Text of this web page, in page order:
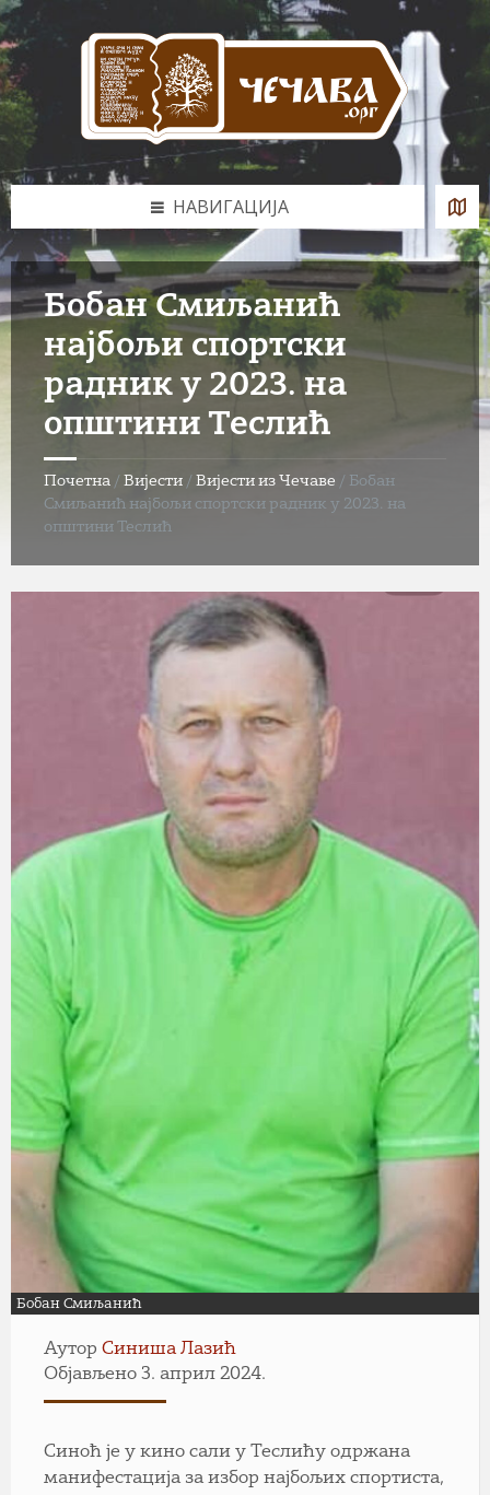
Skip
to
content
Skip
to
left
sidebar
Skip
to
footer
НАВИГАЦИЈА
Бобан Смиљанић
најбољи спортски
радник у 2023. на
општини Теслић
Почетна / Вијести / Вијести из Чечаве / Бобан
Смиљанић најбољи спортски радник у 2023. на
општини Теслић
Бобан Смиљанић
Аутор Синиша Лазић
Објављено 3. април 2024.
Синоћ је у кино сали у Теслићу одржана
манифестација за избор најбољих спортиста,